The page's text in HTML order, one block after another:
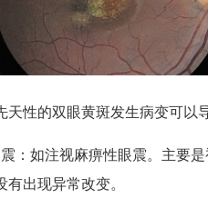
天性的双眼黄斑发生病变可以
如注视麻痹性眼震。主要是
出现异常改变。